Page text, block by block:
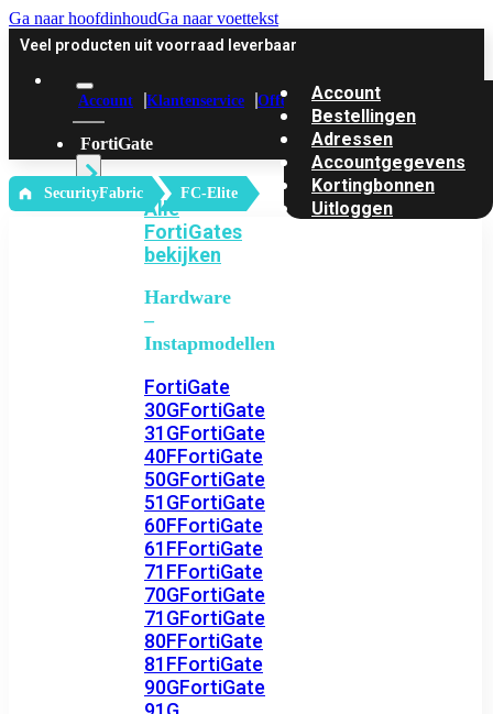
Ga naar hoofdinhoudGa naar voettekst
Veel producten uit voorraad leverbaar
Account Klantenservice Offerte
FortiGate
Alle
FortiGates
bekijken
Hardware
–
Instapmodellen
FortiGate
30GFortiGate
31GFortiGate
40FFortiGate
50GFortiGate
51GFortiGate
60FFortiGate
61FFortiGate
71FFortiGate
70GFortiGate
71GFortiGate
80FFortiGate
81FFortiGate
90GFortiGate
Account
Bestellingen
Adressen
Accountgegevens
Kortingbonnen
Uitloggen
‎ SecurityFabric FC-Elite